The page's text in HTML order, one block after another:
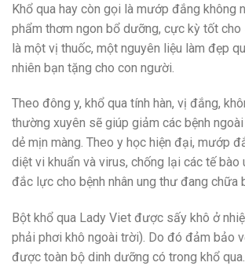
Khổ qua hay còn gọi là mướp đắng không
phẩm thơm ngon bổ dưỡng, cực kỳ tốt
là một vị thuốc, một nguyên liệu làm đẹp
nhiên bạn tặng cho con người.
Theo đông y, khổ qua tính hàn, vị đắng,
thường xuyên sẽ giúp giảm các bệnh
dẻ mịn màng. Theo y học hiện đại, mướp
diệt vi khuẩn và virus, chống lại các tế bào
đắc lực cho bệnh nhân ung thư đang chữa
Bột khổ qua Lady Viet được sấy khô ở
phải phơi khô ngoài trời). Do đó đảm bảo
được toàn bộ dinh dưỡng có trong khổ qua.